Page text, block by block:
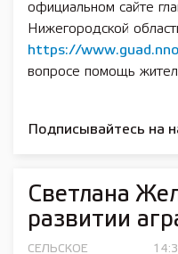
официальном сайте
Нижегородской
https://
вопросе помощь
Подписывайтесь на
Светлана
развитии
СЕЛЬСКОЕ